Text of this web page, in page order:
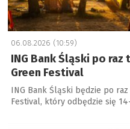
06.08.2026 (10:59)
ING Bank Śląski po
Green Festival
ING Bank Śląski będzie po
Festival, który odbędzie się